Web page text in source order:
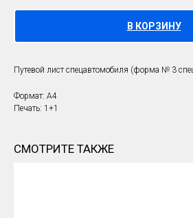
В КОРЗИНУ
Путевой лист спецавтомобиля (форма № 3
Формат: А4
Печать: 1+1
СМОТРИТЕ ТАКЖЕ